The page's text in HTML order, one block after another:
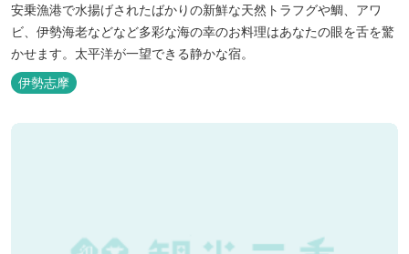
安乗漁港で水揚げされたばかりの新鮮な天然トラフグや鯛、アワ
ビ、伊勢海老などなど多彩な海の幸のお料理はあなたの眼を舌を驚
かせます。太平洋が一望できる静かな宿。
伊勢志摩